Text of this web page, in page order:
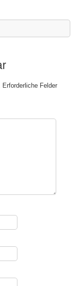
Erforderliche Felder